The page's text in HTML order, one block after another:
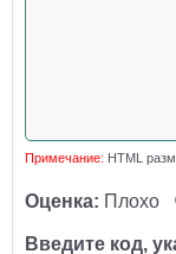
Примечание: HTML
Оценка: Плохо
Введите код,